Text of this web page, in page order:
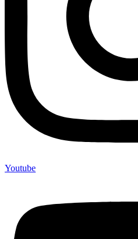
Youtube